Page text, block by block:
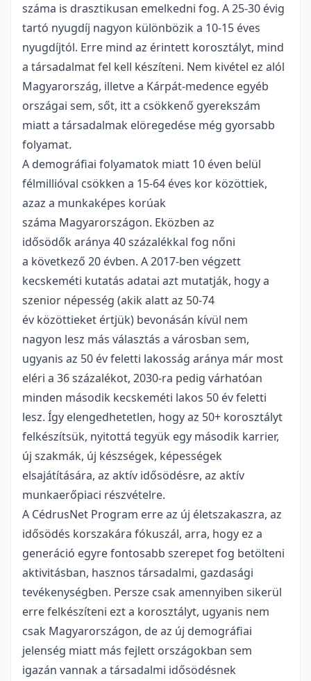
száma is drasztikusan emelkedni fog. A 25-30 évig
tartó nyugdíj nagyon különbözik a 10-15 éves
nyugdíjtól. Erre mind az érintett korosztályt, mind
a társadalmat fel kell készíteni. Nem kivétel ez alól
Magyarország, illetve a Kárpát-medence egyéb
országai sem, sőt, itt a csökkenő gyerekszám
miatt a társadalmak elöregedése még gyorsabb
folyamat.
A demográfiai folyamatok miatt 10 éven belül
félmillióval csökken a 15-64 éves kor közöttiek,
azaz a munkaképes korúak
száma Magyarországon. Eközben az
idősödők aránya 40 százalékkal fog nőni
a következő 20 évben. A 2017-ben végzett
kecskeméti kutatás adatai azt mutatják, hogy a
szenior népesség (akik alatt az 50-74
év közöttieket értjük) bevonásán kívül nem
nagyon lesz más választás a városban sem,
ugyanis az 50 év feletti lakosság aránya már most
eléri a 36 százalékot, 2030-ra pedig várhatóan
minden második kecskeméti lakos 50 év feletti
lesz. Így elengedhetetlen, hogy az 50+ korosztályt
felkészítsük, nyitottá tegyük egy második karrier,
új szakmák, új készségek, képességek
elsajátítására, az aktív idősödésre, az aktív
munkaerőpiaci részvételre.
A CédrusNet Program erre az új életszakaszra, az
idősödés korszakára fókuszál, arra, hogy ez a
generáció egyre fontosabb szerepet fog betölteni
aktivitásban, hasznos társadalmi, gazdasági
tevékenységben. Persze csak amennyiben sikerül
erre felkészíteni ezt a korosztályt, ugyanis nem
csak Magyarországon, de az új demográfiai
jelenség miatt más fejlett országokban sem
igazán vannak a társadalmi idősödésnek